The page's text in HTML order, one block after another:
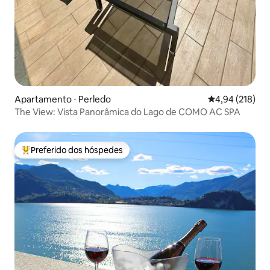
Apartamento ⋅ Perledo 4,94 de uma
4,94 (218)
The View: Vista Panorâmica do Lago de COMO AC SPA
Entre os melhores preferidos dos hóspedes
Preferido dos hóspedes